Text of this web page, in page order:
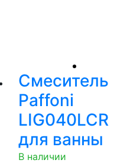
Смеситель
Paffoni
LIG040LCR
для ванны
В наличии